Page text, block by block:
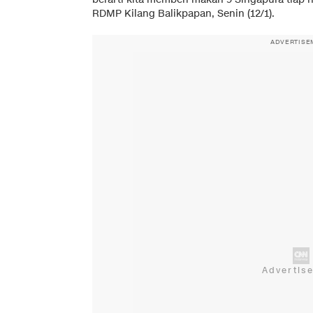
RDMP Kilang Balikpapan, Senin (12/1).